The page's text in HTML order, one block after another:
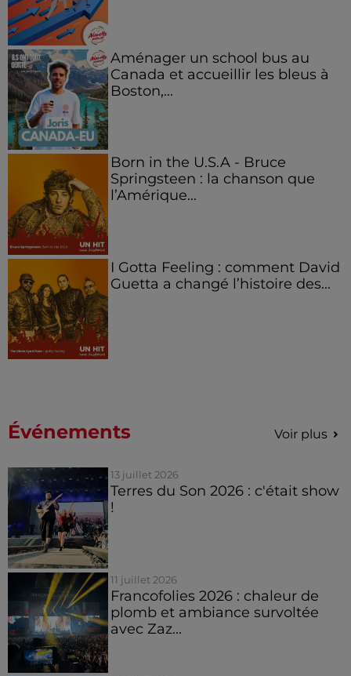
Aménager un school bus au
Canada et accueillir les bleus à
Boston,...
Born in the U.S.A - Bruce
Springsteen : la chanson que
l’Amérique...
I Gotta Feeling : comment David
Guetta a changé l’histoire des...
Événements Voir plus
13 juillet 2026
Terres du Son 2026 : c'était show
!
11 juillet 2026
Francofolies 2026 : chaleur de
plomb et ambiance survoltée
avec Zaz...